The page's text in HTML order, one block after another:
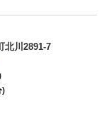
北川2891-7
)